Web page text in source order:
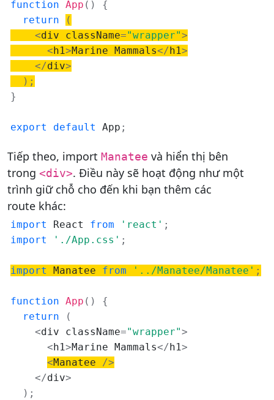
function App ( )
{
return
(
<div className="wrapper">
< h1>Marine Mammals</ h1>
</div>
) ;
}
export default App ;
Tiếp theo, import Manatee và hiển thị bên
trong <div>. Điều này sẽ hoạt động như một
trình giữ chỗ cho đến khi bạn thêm các
route khác:
import React from 'react' ;
import
'./App.css' ;
import Manatee from '../Manatee/Manatee' ;
function App ( )
{
return
(
<div className="wrapper">
< h1>Marine Mammals</ h1>
<Manatee />
</div>
) ;